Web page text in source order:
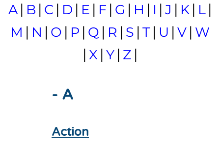
A | B | C | D | E | F | G | H | I | J | K | L |
M | N | O | P | Q | R | S | T | U | V | W
| X | Y | Z |
- A
Action